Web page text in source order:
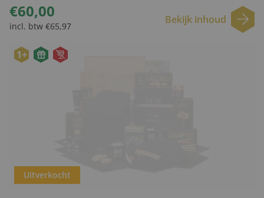
€60,00
incl. btw €65,97
Bekijk inhoud
1+
Uitverkocht